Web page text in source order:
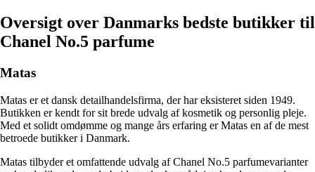
Oversigt over Danmarks bedste butikker til
Chanel No.5 parfume
Matas
Matas er et dansk detailhandelsfirma, der har eksisteret siden 1949.
Butikken er kendt for sit brede udvalg af kosmetik og personlig pleje.
Med et solidt omdømme og mange års erfaring er Matas en af de mest
betroede butikker i Danmark.
Matas tilbyder et omfattende udvalg af Chanel No.5 parfumevarianter